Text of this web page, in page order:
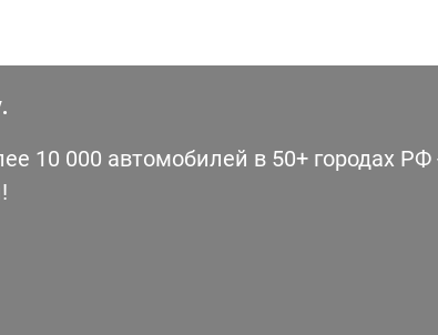
10 000 автомобилей в 50+ городах